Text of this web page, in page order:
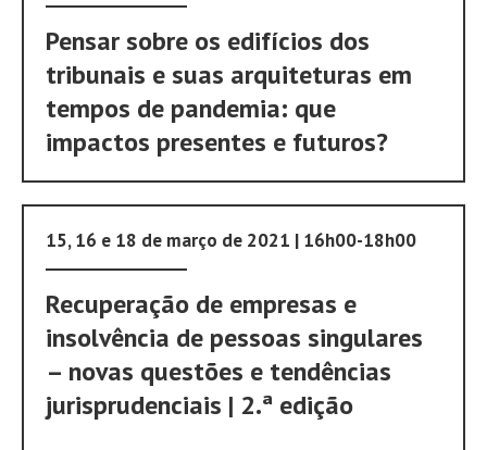
Pensar sobre os edifícios dos
tribunais e suas arquiteturas em
tempos de pandemia: que
impactos presentes e futuros?
15, 16 e 18 de março de 2021 | 16h00-18h00
Recuperação de empresas e
insolvência de pessoas singulares
– novas questões e tendências
jurisprudenciais | 2.ª edição